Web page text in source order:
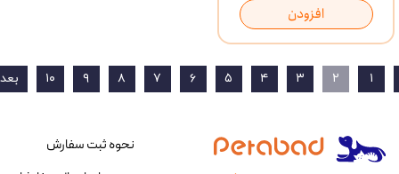
افزودن
۱ ۲ ۳ ۴ ۵ ۶ ۷ ۸ ۹ ۱۰
نحوه ثبت سفارش